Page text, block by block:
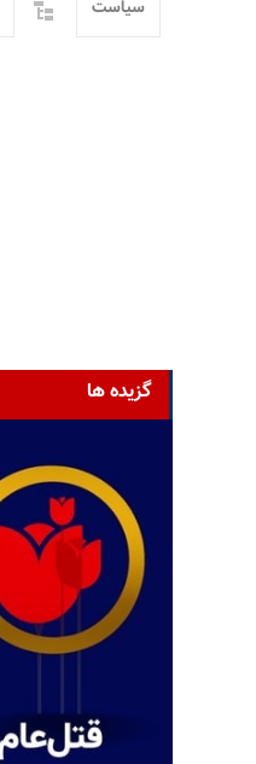
سیاست
گزیده ها